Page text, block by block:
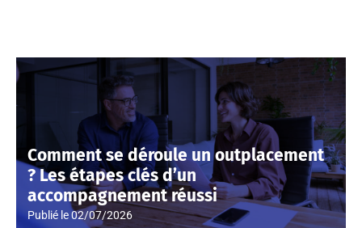
Comment se déroule un outplacement
? Les étapes clés d’un
accompagnement réussi
Publié le02/07/2026